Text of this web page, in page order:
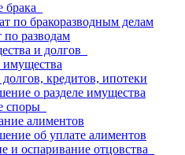
брака
по бракоразводным делам
разводам
и долгов
имущества
долгов, кредитов, ипотеки
о разделе имущества
споры
алиментов
об уплате алиментов
и оспаривание отцовства